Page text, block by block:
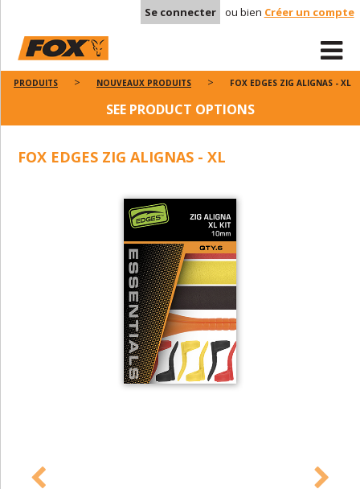
Se connecter ou bien Créer un compte
PRODUITS NOUVEAUX PRODUITS FOX EDGES ZIG ALIGNAS - XL
SEE PRODUCT OPTIONS
FOX EDGES ZIG ALIGNAS - XL